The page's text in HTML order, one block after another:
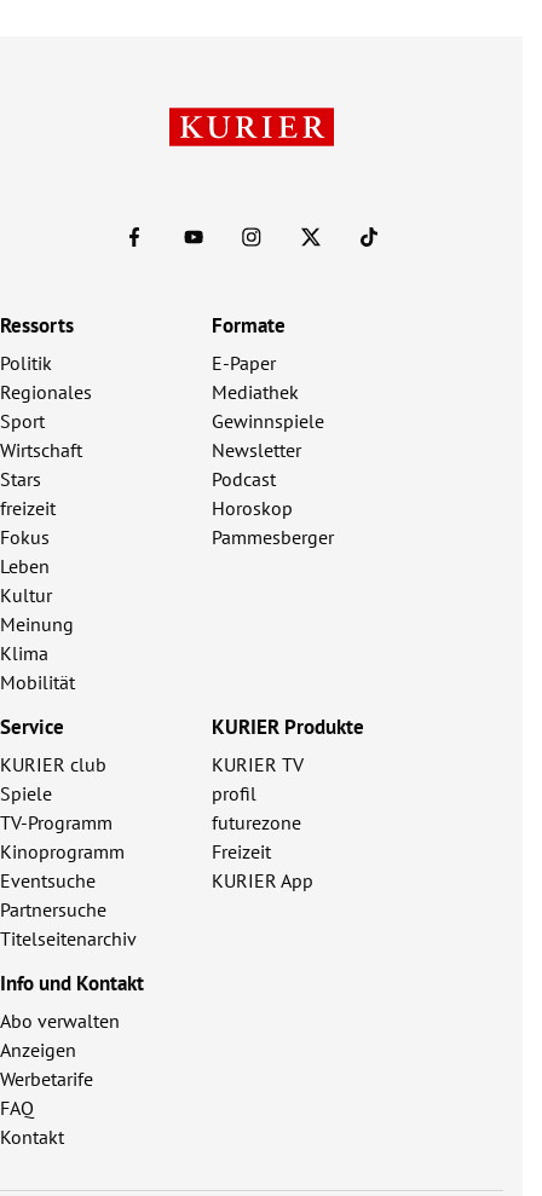
Ressorts
Politik
Regionales
Sport
Wirtschaft
Stars
freizeit
Fokus
Leben
Kultur
Meinung
Klima
Mobilität
Formate
E-Paper
Mediathek
Gewinnspiele
Newsletter
Podcast
Horoskop
Pammesberger
Service
KURIER club
Spiele
TV-Programm
Kinoprogramm
Eventsuche
Partnersuche
Titelseitenarchiv
KURIER Produkte
KURIER TV
profil
futurezone
Freizeit
KURIER App
Info und Kontakt
Abo verwalten
Anzeigen
Werbetarife
FAQ
Kontakt